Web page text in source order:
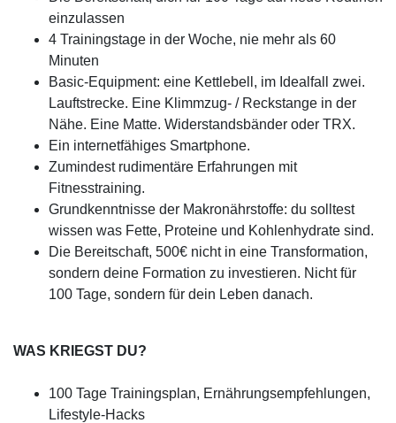
einzulassen
4 Trainingstage in der Woche, nie mehr als 60
Minuten
Basic-Equipment: eine Kettlebell, im Idealfall zwei.
Lauftstrecke. Eine Klimmzug- / Reckstange in der
Nähe. Eine Matte. Widerstandsbänder oder TRX.
Ein internetfähiges Smartphone.
Zumindest rudimentäre Erfahrungen mit
Fitnesstraining.
Grundkenntnisse der Makronährstoffe: du solltest
wissen was Fette, Proteine und Kohlenhydrate sind.
Die Bereitschaft, 500€ nicht in eine Transformation,
sondern deine Formation zu investieren. Nicht für
100 Tage, sondern für dein Leben danach.
WAS KRIEGST DU?
100 Tage Trainingsplan, Ernährungsempfehlungen,
Lifestyle-Hacks